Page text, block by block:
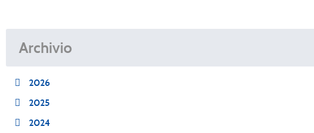
Archivio
2026
2025
2024